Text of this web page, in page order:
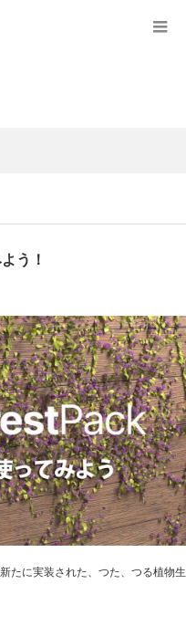
う！
たに実装された、つた、つる植物